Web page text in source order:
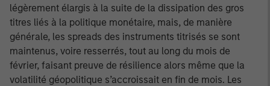
légèrement élargis à la suite de la dissipation des gros
titres liés à la politique monétaire, mais, de manière
générale, les spreads des instruments titrisés se sont
maintenus, voire resserrés, tout au long du mois de
février, faisant preuve de résilience alors même que la
volatilité géopolitique s’accroissait en fin de mois. Les